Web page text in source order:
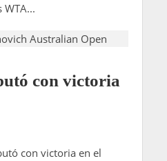
WTA...
con victoria
con victoria en el